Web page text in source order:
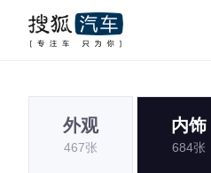
外观
467张
内饰
684张